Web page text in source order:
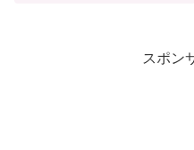
スポン